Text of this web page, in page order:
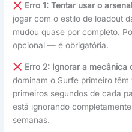
Erro 1: Tentar usar o
jogar com o estilo de loadout
mudou quase por completo.
opcional — é obrigatória.
Erro 2: Ignorar a mecânica
dominam o Surfe primeiro
primeiros segundos de cada
está ignorando
semanas.